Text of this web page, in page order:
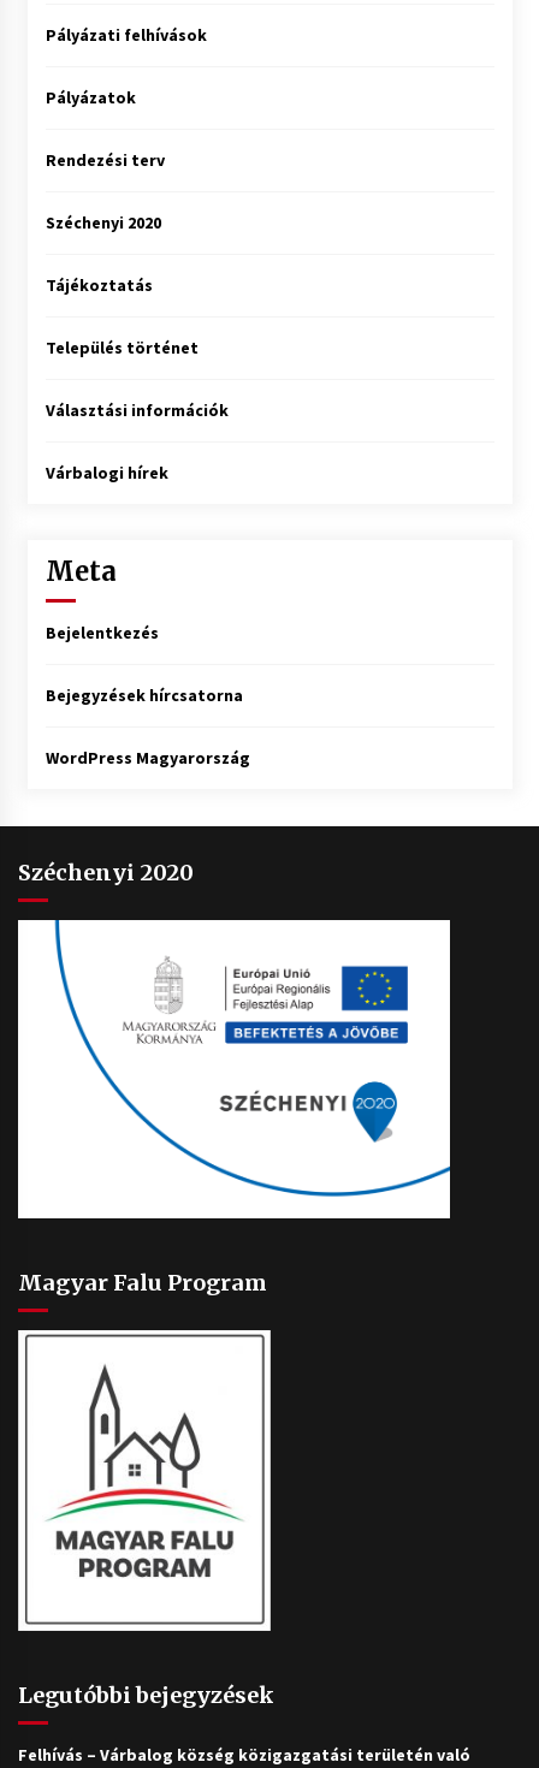
Pályázati felhívások
Pályázatok
Rendezési terv
Széchenyi 2020
Tájékoztatás
Település történet
Választási információk
Várbalogi hírek
Meta
Bejelentkezés
Bejegyzések hírcsatorna
WordPress Magyarország
Széchenyi 2020
Magyar Falu Program
Legutóbbi bejegyzések
Felhívás – Várbalog község közigazgatási területén való